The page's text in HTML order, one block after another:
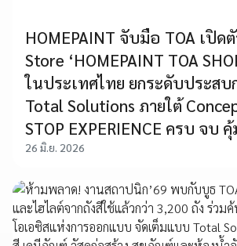
HOMEPAINT จับมือ TOA เปิด
Store ‘HOMEPAINT TOA
ในประเทศไทย ยกระดับประส
Total Solutions ภายใต้
STOP EXPERIENCE ครบ จบ คุ้
26 มิ.ย. 2026